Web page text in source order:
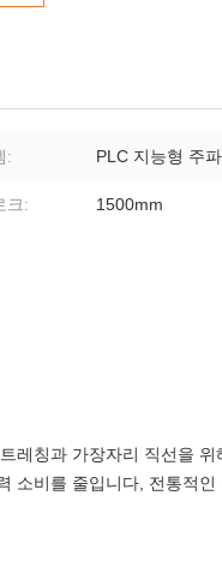
: PLC 지능형 주
크: 1500mm
레칭과 가장자리 직선을 위
소비를 줄입니다, 전통적인